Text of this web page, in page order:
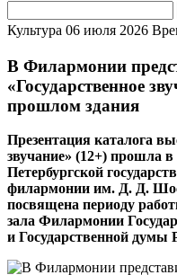
Культура 06 июля 2026
В Филармонии
«Государственное
прошлом здания
Презентация каталога
звучание» (12+) прошла
Петербургской
филармонии им. Д. Д.
посвящена периоду
зала Филармонии
и Государственной думы